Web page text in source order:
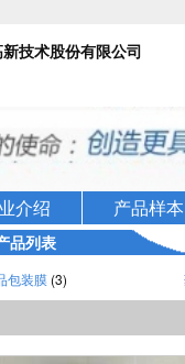
技术股份有限公司
介绍 产品样本
品列表
包装膜 (3)